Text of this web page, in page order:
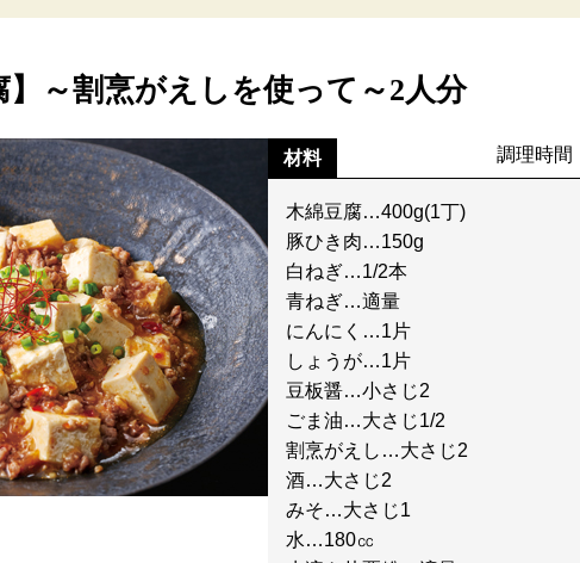
】～割烹がえしを使って～2人分
材料 調理時間
木綿豆腐…400g(1丁)
豚ひき肉…150g
白ねぎ…1/2本
青ねぎ…適量
にんにく…1片
しょうが…1片
豆板醤…小さじ2
ごま油…大さじ1/2
割烹がえし…大さじ2
酒…大さじ2
みそ…大さじ1
水…180㏄